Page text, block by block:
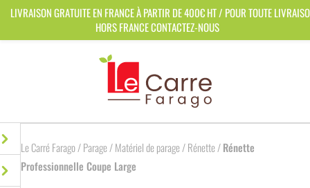
Le Carré Farago/Parage/Matériel de parage/Rénette/Rénette
Professionnelle Coupe Large
LIVRAISON GRATUITE EN FRANCE À PARTIR DE 400€ HT / POUR TOUTE
HORS FRANCE CONTACTEZ-NOUS
Panneau de gestion des cookies